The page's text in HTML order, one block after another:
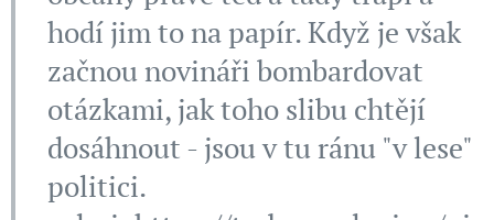
hodí jim to na papír. Když je však
začnou novináři bombardovat
otázkami, jak toho slibu chtějí
dosáhnout - jsou v tu ránu "v lese"
politici.